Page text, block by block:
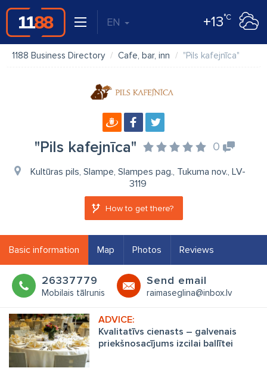
EN +13°C
1188 Business Directory Cafe, bar, inn "Pils kafejnīca"
"Pils kafejnīca" 0
Kultūras pils, Slampe, Slampes pag., Tukuma nov., LV-
3119
How to get there?
Basic information Map Photos Reviews
26337779
Mobilais tālrunis
Send email
raimaseglina@inbox.lv
Kvalitatīvs cienasts – galvenais
priekšnosacījums izcilai ballītei